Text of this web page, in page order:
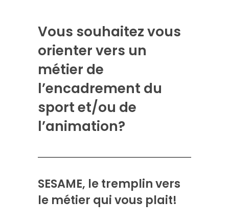
Vous souhaitez vous
orienter vers un
métier de
l’encadrement du
sport et/ou de
l’animation?
SESAME, le tremplin vers
le métier qui vous plait!